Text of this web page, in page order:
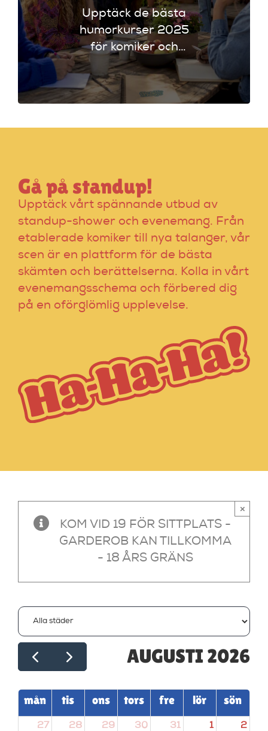
Upptäck de bästa
humorkurser 2025
för komiker och
föreläsare. Lär dig
tekniker och få
scenerfarenhet med
Gå på standup!
Upptäck vårt spännande utbud av
standup-shower och evenemang. Från
etablerade komiker till nya talanger, vår
scen är en plattform för de bästa
skämten och berättelserna. Kolla in vårt
evenemangsschema och förbered dig
på en oförglömlig upplevelse.
KOM VID 19 FÖR SITTPLATS -
GARDEROB KAN TILLKOMMA
- 18 ÅRS GRÄNS
×
AUGUSTI 2026
mån tis ons tors fre lör sön
27 28 29 30 31 1 2